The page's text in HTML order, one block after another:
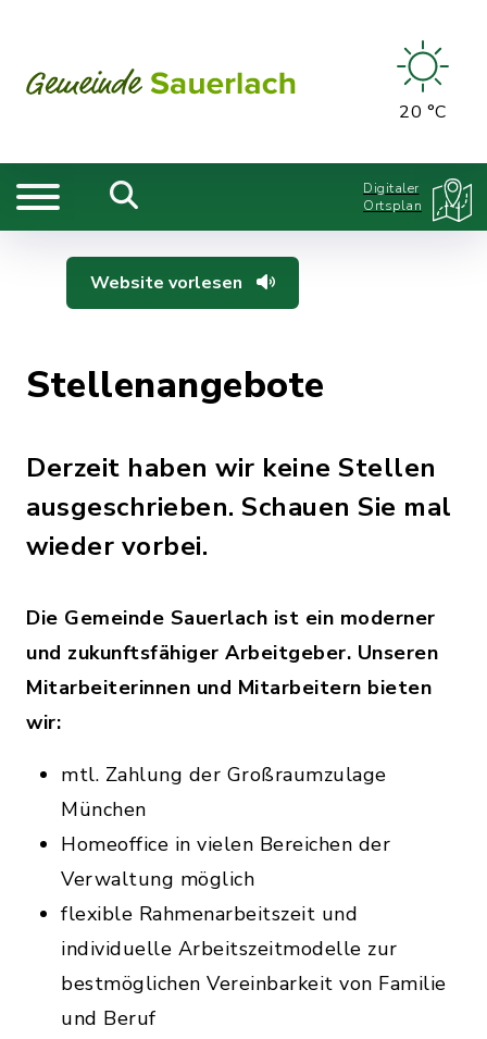
20 °C
Digitaler
Ortsplan
Website vorlesen
Stellenangebote
Derzeit haben wir keine Stellen
ausgeschrieben. Schauen Sie mal
wieder vorbei.
Die Gemeinde Sauerlach ist ein moderner
und zukunftsfähiger Arbeitgeber. Unseren
Mitarbeiterinnen und Mitarbeitern bieten
wir:
mtl. Zahlung der Großraumzulage
München
Homeoffice in vielen Bereichen der
Verwaltung möglich
flexible Rahmenarbeitszeit und
individuelle Arbeitszeitmodelle zur
bestmöglichen Vereinbarkeit von Familie
und Beruf